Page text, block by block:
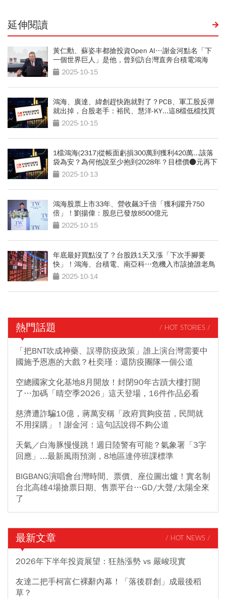
延伸閱讀
黃仁勳、蘇姿丰都搶投資Open AI…謝金河點名「下
一個世界巨人」是他，曾到訪台灣直奔台積電鴻海
2025-10-15
鴻海、廣達、緯創趕快跑就對了？PCB、軍工股反彈
就出掉，台股老手：裕民、慧洋-KY...這8檔低檔找買
點 2025-10-15
1檔鴻海(2317)從帳面虧損300萬到獲利420萬...該落
袋為安？為何他說至少抱到2028年？目標價●元再下
車 2025-10-13
鴻海股票上市33年、營收飆3千倍「獲利躍升750
倍」！劉揚偉：股息已發放8500億元
2025-10-15
年底最好買點沒了？台股跌1天又漲「下次手腳要
快」！鴻海、台積電、南亞科…危機入市該搶誰老鳥
指路2025-10-14
熱門話題 / HOT STORIES /
「把BNT吹成神藥、誤導防疫政策」誰上演台灣需要中
國施予恩惠的大戲？杜奕瑾：還防疫團隊一個公道
空總國家文化基地8月開放！封閉90年古蹟大樓打開
了…加碼「晴空季2026」這天登場，16件作品必看
慈濟遭詐騙10億，蔣萬安稱「政府買夠疫苗，民間就
不用採購」！謝金河：這句話說得不夠公道
天氣／白海豚慢慢跳！週日陸警有可能？氣象署「3字
回應」...最新風雨預測，8地區達停班課標準
BIGBANG演唱會台灣時間、票價、座位圖出爐！實名制
台北高雄4場搶票日期、售票平台…GD/大聲/太陽全來
了
最新文章 / HOT NEWS /
2026年下半年投資展望：狂熱漲勢 vs 嚴峻現實
友達二把手柯富仁裸辭內幕！「落後群創」成最後稻
草？